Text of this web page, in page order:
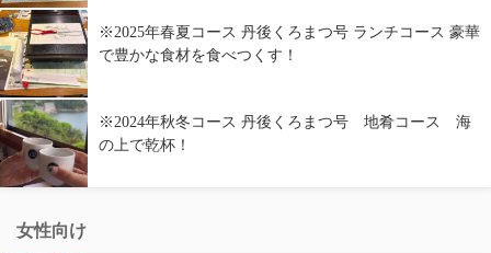
※2025年春夏コース 丹後くろまつ号 ランチコース 豪華
で豊かな食材を食べつくす！
※2024年秋冬コース 丹後くろまつ号 地肴コース 海
の上で乾杯！
女性向け